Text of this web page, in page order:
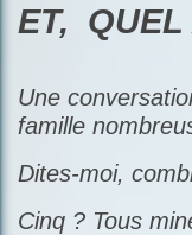
ET, QUEL
Une
famille
Dites-moi,
Cinq ? Tous